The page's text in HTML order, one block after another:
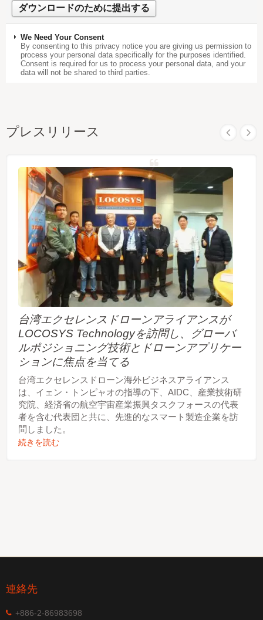
We Need Your Consent
By consenting to this privacy notice you are giving us permission to
process your personal data specifically for the purposes identified.
Consent is required for us to process your personal data, and your
data will not be shared to third parties.
プレスリリース
台湾エクセレンスドローンアライアンスが
LOCOSYS Technologyを訪問し、グローバ
ルポジショニング技術とドローンアプリケー
ションに焦点を当てる
台湾エクセレンスドローン海外ビジネスアライアンス
は、イェン・トンピャオの指導の下、AIDC、産業技術研
究院、経済省の航空宇宙産業振興タスクフォースの代表
者を含む代表団と共に、先進的なスマート製造企業を訪
問しました。
続きを読む
連絡先
+886-2-86983698